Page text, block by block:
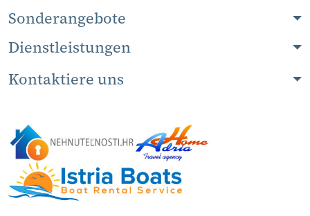
Sonderangebote
Dienstleistungen
Kontaktiere uns